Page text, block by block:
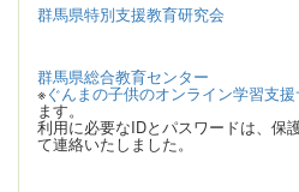
群馬県特別支援教育研究会
群馬県総合教育センター
※ぐんまの子供のオンライン学習支援
ます。
利用に必要なIDとパスワードは、保
て連絡いたしました。